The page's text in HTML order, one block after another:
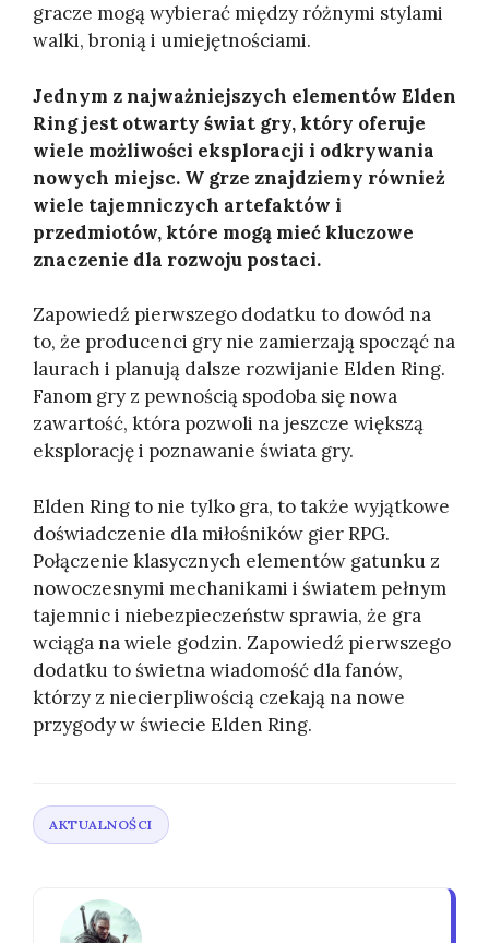
gracze mogą wybierać między różnymi stylami
walki, bronią i umiejętnościami.
Jednym z najważniejszych elementów Elden
Ring jest otwarty świat gry, który oferuje
wiele możliwości eksploracji i odkrywania
nowych miejsc. W grze znajdziemy również
wiele tajemniczych artefaktów i
przedmiotów, które mogą mieć kluczowe
znaczenie dla rozwoju postaci.
Zapowiedź pierwszego dodatku to dowód na
to, że producenci gry nie zamierzają spocząć na
laurach i planują dalsze rozwijanie Elden Ring.
Fanom gry z pewnością spodoba się nowa
zawartość, która pozwoli na jeszcze większą
eksplorację i poznawanie świata gry.
Elden Ring to nie tylko gra, to także wyjątkowe
doświadczenie dla miłośników gier RPG.
Połączenie klasycznych elementów gatunku z
nowoczesnymi mechanikami i światem pełnym
tajemnic i niebezpieczeństw sprawia, że gra
wciąga na wiele godzin. Zapowiedź pierwszego
dodatku to świetna wiadomość dla fanów,
którzy z niecierpliwością czekają na nowe
przygody w świecie Elden Ring.